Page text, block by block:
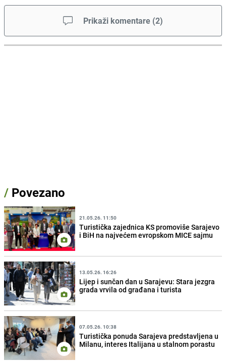
Prikaži komentare (2)
/ Povezano
21.05.26. 11:50
Turistička zajednica KS promoviše Sarajevo
i BiH na najvećem evropskom MICE sajmu
13.05.26. 16:26
Lijep i sunčan dan u Sarajevu: Stara jezgra
grada vrvila od građana i turista
07.05.26. 10:38
Turistička ponuda Sarajeva predstavljena u
Milanu, interes Italijana u stalnom porastu